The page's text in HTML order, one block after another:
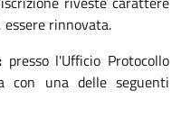
rinnovata.
presso l'Ufficio Protocollo
con una delle seguenti